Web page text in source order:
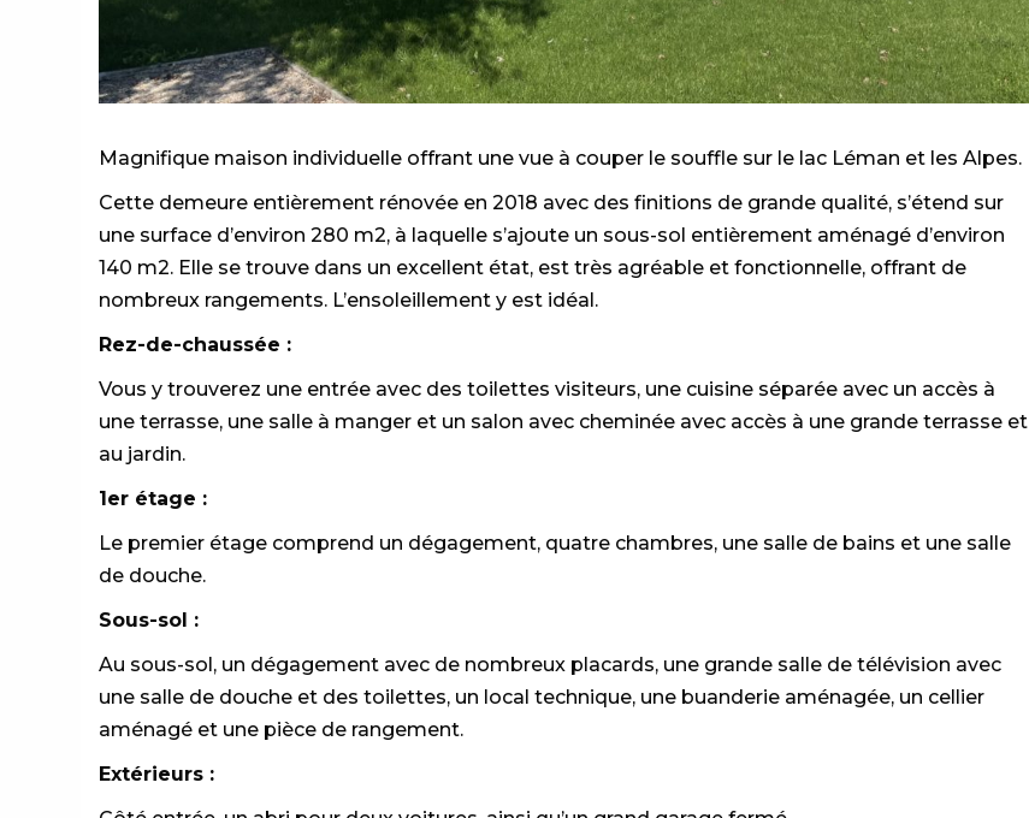
Magnifique maison individuelle offrant une vue à couper le souffle sur le lac Léman et les Alpes.
Cette demeure entièrement rénovée en 2018 avec des finitions de grande qualité, s’étend sur
une surface d’environ 280 m2, à laquelle s’ajoute un sous-sol entièrement aménagé d’environ
140 m2. Elle se trouve dans un excellent état, est très agréable et fonctionnelle, offrant de
nombreux rangements. L’ensoleillement y est idéal.
Rez-de-chaussée :
Vous y trouverez une entrée avec des toilettes visiteurs, une cuisine séparée avec un accès à
une terrasse, une salle à manger et un salon avec cheminée avec accès à une grande terrasse et
au jardin.
1er étage :
Le premier étage comprend un dégagement, quatre chambres, une salle de bains et une salle
de douche.
Sous-sol :
Au sous-sol, un dégagement avec de nombreux placards, une grande salle de télévision avec
une salle de douche et des toilettes, un local technique, une buanderie aménagée, un cellier
aménagé et une pièce de rangement.
Extérieurs :